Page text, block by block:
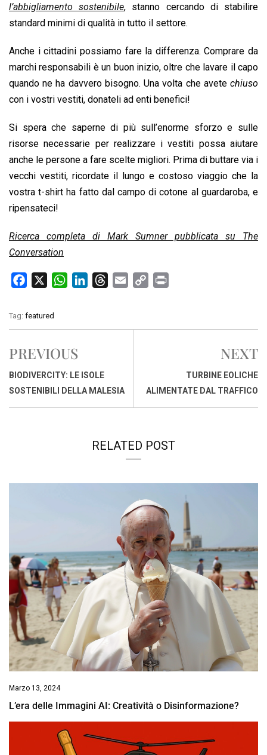
l’abbigliamento sostenibile, stanno cercando di stabilire
standard minimi di qualità in tutto il settore.
Anche i cittadini possiamo fare la differenza. Comprare da
marchi responsabili è un buon inizio, oltre che lavare il capo
quando ne ha davvero bisogno. Una volta che avete chiuso
con i vostri vestiti, donateli ad enti benefici!
Si spera che saperne di più sull’enorme sforzo e sulle
risorse necessarie per realizzare i vestiti possa aiutare
anche le persone a fare scelte migliori. Prima di buttare via i
vecchi vestiti, ricordate il lungo e costoso viaggio che la
vostra t-shirt ha fatto dal campo di cotone al guardaroba, e
ripensateci!
Ricerca completa di Mark Sumner pubblicata su The
Conversation
c
e
o
o
k
W
t
A
p
p
k
I
n
e
i
y
k
n
Tag: featured
PREVIOUS
BIODIVERCITY: LE ISOLE
SOSTENIBILI DELLA MALESIA
NEXT
TURBINE EOLICHE
ALIMENTATE DAL TRAFFICO
RELATED POST
Marzo 13, 2024
L’era delle Immagini AI: Creatività o Disinformazione?